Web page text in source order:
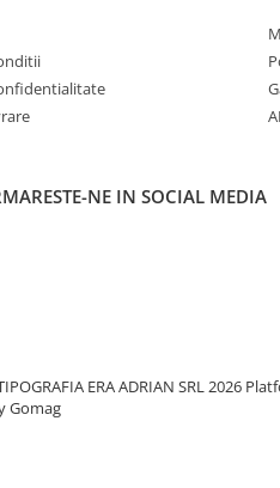
NE IN SOCIAL MEDIA
ERA ADRIAN SRL 2026
Gomag